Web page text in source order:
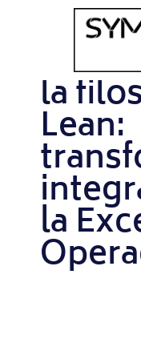
AGOSTO 29, 2024
la
Lean:
la